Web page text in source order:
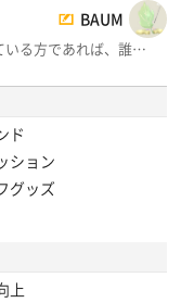
BAUM
いる方であれば、誰…
ド
ション
グッズ
上